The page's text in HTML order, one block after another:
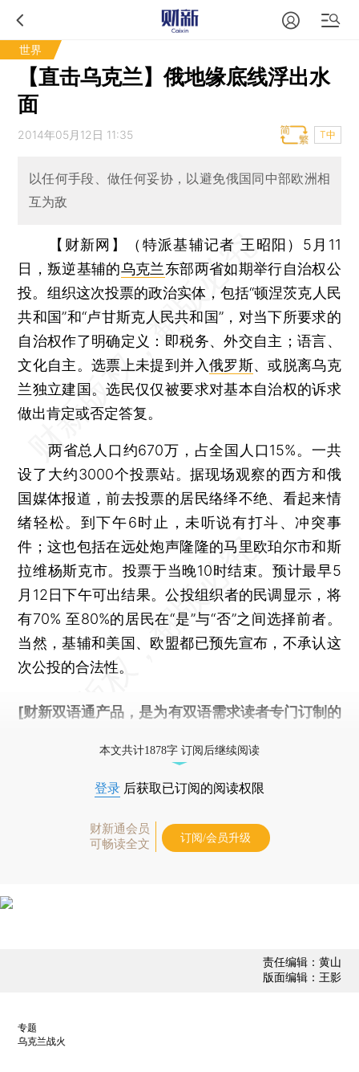
世界
【直击乌克兰】俄地缘底线浮出水
面
2014年05月12日 11:35 T中
以任何手段、做任何妥协，以避免俄国同中部欧洲相
互为敌
【财新网】（特派基辅记者 王昭阳） 5月11
日，叛逆基辅的乌克兰东部两省如期举行自治权公
投。组织这次投票的政治实体，包括“顿涅茨克人民
共和国”和“卢甘斯克人民共和国”，对当下所要求的
自治权作了明确定义：即税务、外交自主；语言、
文化自主。选票上未提到并入俄罗斯、或脱离乌克
兰独立建国。选民仅仅被要求对基本自治权的诉求
做出肯定或否定答复。
两省总人口约670万，占全国人口15%。一共
设了大约3000个投票站。据现场观察的西方和俄
国媒体报道，前去投票的居民络绎不绝、看起来情
绪轻松。到下午6时止，未听说有打斗、冲突事
件；这也包括在远处炮声隆隆的马里欧珀尔市和斯
拉维杨斯克市。投票于当晚10时结束。预计最早5
月12日下午可出结果。公投组织者的民调显示，将
有70% 至80%的居民在“是”与“否”之间选择前者。
当然，基辅和美国、欧盟都已预先宣布，不承认这
次公投的合法性。
[财新双语通产品，是为有双语需求读者专门订制的
本文共计1878字 订阅后继续阅读
登录 后获取已订阅的阅读权限
财新通会员
可畅读全文
订阅/会员升级
责任编辑：黄山
版面编辑：王影
专题
乌克兰战火